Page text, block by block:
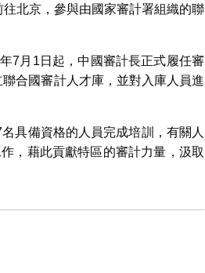
北京，參與由國家審計署組織的聯
7月1日起，中國審計長正式履任審
合國審計人才庫，並對入庫人員進
具備資格的人員完成培訓，有關人
，藉此貢獻特區的審計力量，汲取